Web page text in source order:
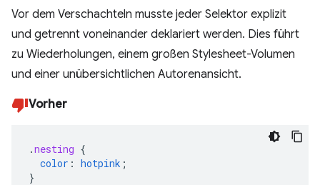
Vor dem Verschachteln musste jeder Selektor explizit
und getrennt voneinander deklariert werden. Dies führt
zu Wiederholungen, einem großen Stylesheet-Volumen
und einer unübersichtlichen Autorenansicht.
Vorher
.nesting {
color : hotpink ;
}